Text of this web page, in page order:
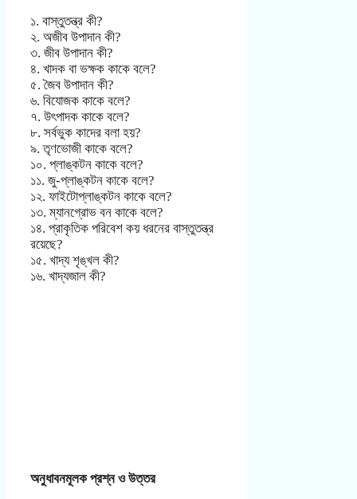
১. বাস্তুতন্ত্র কী?
২. অজীব উপাদান কী?
৩. জীব উপাদান কী?
৪. খাদক বা ভক্ষক কাকে বলে?
৫. জৈব উপাদান কী?
৬. বিযোজক কাকে বলে?
৭. উৎপাদক কাকে বলে?
৮. সর্বভুক কাদের বলা হয়?
৯. তৃণভোজী কাকে বলে?
১০. প্লাঙ্কটন কাকে বলে?
১১. জু-প্লাঙ্কটন কাকে বলে?
১২. ফাইটোপ্লাঙ্কটন কাকে বলে?
১৩. ম্যানগ্রোভ বন কাকে বলে?
১৪. প্রাকৃতিক পরিবেশ কয় ধরনের বাস্তুতন্ত্র
রয়েছে?
১৫. খাদ্য শৃঙ্খল কী?
১৬. খাদ্যজাল কী?
অনুধাবনমূলক প্রশ্ন ও উত্তর